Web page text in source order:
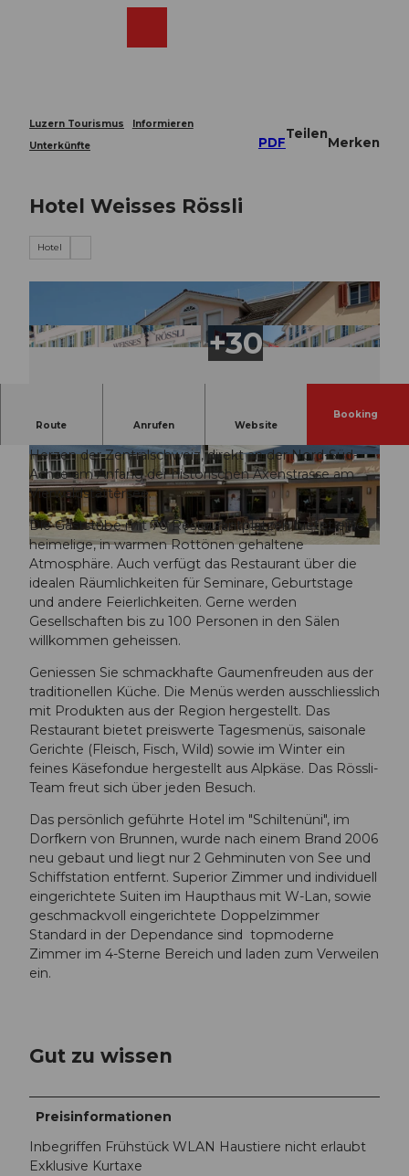
Luzern Tourismus
Informieren
Unterkünfte
PDF
Teilen
Merken
Hotel Weisses Rössli
Hotel
© swisshotel
© swisshotel © swisshotel
Route Anrufen Website
Booking
Herzen der Zentralschweiz, direkt an der Nord-Süd-
Achse am Anfang der historischen Axenstrasse am
Vierwaldstättersee.
Die Gaststube mit 70 Restaurantplätzen bietet eine
heimelige, in warmen Rottönen gehaltene
Atmosphäre. Auch verfügt das Restaurant über die
idealen Räumlichkeiten für Seminare, Geburtstage
und andere Feierlichkeiten. Gerne werden
Gesellschaften bis zu 100 Personen in den Sälen
willkommen geheissen.
Geniessen Sie schmackhafte Gaumenfreuden aus der
traditionellen Küche. Die Menüs werden ausschliesslich
mit Produkten aus der Region hergestellt. Das
Restaurant bietet preiswerte Tagesmenüs, saisonale
Gerichte (Fleisch, Fisch, Wild) sowie im Winter ein
feines Käsefondue hergestellt aus Alpkäse. Das Rössli-
Team freut sich über jeden Besuch.
Das persönlich geführte Hotel im "Schiltenüni", im
Dorfkern von Brunnen, wurde nach einem Brand 2006
neu gebaut und liegt nur 2 Gehminuten von See und
Schiffstation entfernt. Superior Zimmer und individuell
eingerichtete Suiten im Haupthaus mit W-Lan, sowie
geschmackvoll eingerichtete Doppelzimmer
Standard in der Dependance sind topmoderne
Zimmer im 4-Sterne Bereich und laden zum Verweilen
ein.
Gut zu wissen
Preisinformationen
Inbegriffen Frühstück WLAN Haustiere nicht erlaubt
Exklusive Kurtaxe